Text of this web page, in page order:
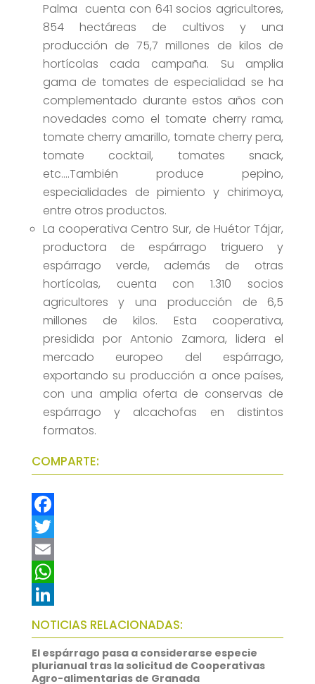
Palma cuenta con 641 socios agricultores,
854 hectáreas de cultivos y una
producción de 75,7 millones de kilos de
hortícolas cada campaña. Su amplia
gama de tomates de especialidad se ha
complementado durante estos años con
novedades como el tomate cherry rama,
tomate cherry amarillo, tomate cherry pera,
tomate cocktail, tomates snack,
etc….También produce pepino,
especialidades de pimiento y chirimoya,
entre otros productos.
La cooperativa Centro Sur, de Huétor Tájar,
productora de espárrago triguero y
espárrago verde, además de otras
hortícolas, cuenta con 1.310 socios
agricultores y una producción de 6,5
millones de kilos. Esta cooperativa,
presidida por Antonio Zamora, lidera el
mercado europeo del espárrago,
exportando su producción a once países,
con una amplia oferta de conservas de
espárrago y alcachofas en distintos
formatos.
COMPARTE:
F
a
c
e
b
o
o
T
w
t
t
e
E
m
a
i
l
W
h
a
t
L
i
n
NOTICIAS RELACIONADAS:
El espárrago pasa a considerarse especie
plurianual tras la solicitud de Cooperativas
Agro-alimentarias de Granada